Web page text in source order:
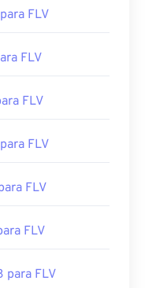
FLV
FLV
FLV
FLV
FLV
FLV
para FLV